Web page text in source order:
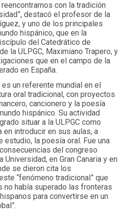
con la tradición
destacó el profesor de la
y uno de los principales
hispánico, que en la
del Catedrático de
la ULPGC, Maximiano Trapero, y
que en el campo de la
en España.
un referente mundial en el
oral tradicional, con proyectos
cancionero y la poesía
hispánico. Su actividad
situar a la ULPGC como
en introducir en sus aulas, a
estudio, la poesía oral. Fue una
del congreso
en Gran Canaria y en
se dieron cita los
“fenómeno tradicional” que
no había superado las fronteras
para convertirse en un